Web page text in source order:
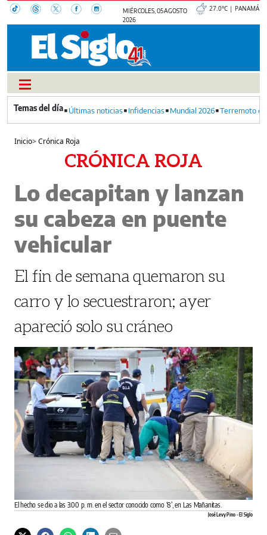
MIÉRCOLES, 05 AGOSTO
2026
27.0°C | PANAMÁ
Últimas noticias Infidencias Mundial 2026 Terremoto
Inicio>Crónica Roja
CRÓNICA ROJA
Lo decapitan y lanzan
su cabeza en puente
vehicular
El fin de semana quemaron su
carro y lo secuestraron; ayer
apareció solo su cráneo
El hecho se dio a las 3:00 p. m. en el sector conocido como ‘8’, en Las Mañanitas.
José Levy Pino - El Siglo